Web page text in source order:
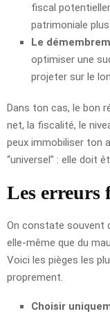
fiscal
patrimoniale plus
Le
optimiser une
projeter sur le
Dans ton cas, le bon
net, la fiscalité, le
peux immobiliser ton
“universel” : elle doit
Les erreurs
On constate souvent
elle-même que du
Voici les pièges les
proprement.
Choisir